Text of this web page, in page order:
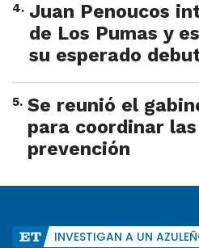
4. Juan Penoucos
de Los Pumas y
su esperado
5. Se reunió el
para coordinar
prevención
INVESTIGAN A UN